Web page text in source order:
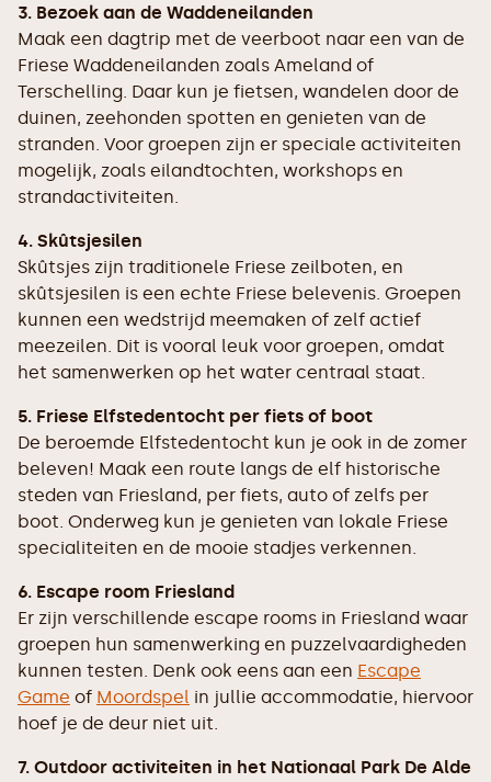
3. Bezoek aan de Waddeneilanden
Maak een dagtrip met de veerboot naar een van de
Friese Waddeneilanden zoals Ameland of
Terschelling. Daar kun je fietsen, wandelen door de
duinen, zeehonden spotten en genieten van de
stranden. Voor groepen zijn er speciale activiteiten
mogelijk, zoals eilandtochten, workshops en
strandactiviteiten.
4. Skûtsjesilen
Skûtsjes zijn traditionele Friese zeilboten, en
skûtsjesilen is een echte Friese belevenis. Groepen
kunnen een wedstrijd meemaken of zelf actief
meezeilen. Dit is vooral leuk voor groepen, omdat
het samenwerken op het water centraal staat.
5. Friese Elfstedentocht per fiets of boot
De beroemde Elfstedentocht kun je ook in de zomer
beleven! Maak een route langs de elf historische
steden van Friesland, per fiets, auto of zelfs per
boot. Onderweg kun je genieten van lokale Friese
specialiteiten en de mooie stadjes verkennen.
6. Escape room Friesland
Er zijn verschillende escape rooms in Friesland waar
groepen hun samenwerking en puzzelvaardigheden
kunnen testen. Denk ook eens aan een Escape
Game of Moordspel in jullie accommodatie, hiervoor
hoef je de deur niet uit.
7. Outdoor activiteiten in het Nationaal Park De Alde